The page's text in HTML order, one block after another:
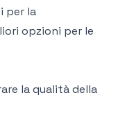
per la
opzioni per le
la qualità della